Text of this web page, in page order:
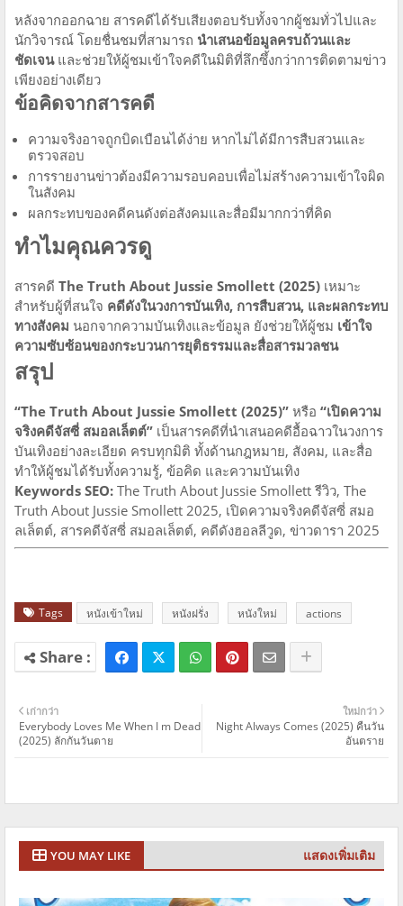
หลังจากออกฉาย สารคดีได้รับเสียงตอบรับทั้งจากผู้ชมทั่วไปและ
นักวิจารณ์ โดยชื่นชมที่สามารถ นำเสนอข้อมูลครบถ้วนและ
ชัดเจนและช่วยให้ผู้ชมเข้าใจคดีในมิติที่ลึกซึ้งกว่าการติดตามข่าว
เพียงอย่างเดียว
ข้อคิดจากสารคดี
ความจริงอาจถูกบิดเบือนได้ง่าย หากไม่ได้มีการสืบสวนและ
ตรวจสอบ
การรายงานข่าวต้องมีความรอบคอบเพื่อไม่สร้างความเข้าใจผิด
ในสังคม
ผลกระทบของคดีคนดังต่อสังคมและสื่อมีมากกว่าที่คิด
ทำไมคุณควรดู
สารคดี The Truth About Jussie Smollett (2025) เหมาะ
สำหรับผู้ที่สนใจ คดีดังในวงการบันเทิง, การสืบสวน, และผลกระทบ
ทางสังคม นอกจากความบันเทิงและข้อมูล ยังช่วยให้ผู้ชม เข้าใจ
ความซับซ้อนของกระบวนการยุติธรรมและสื่อสารมวลชน
สรุป
“The Truth About Jussie Smollett (2025)” หรือ “เปิดความ
จริงคดีจัสซี่ สมอลเล็ตต์” เป็นสารคดีที่นำเสนอคดีอื้อฉาวในวงการ
บันเทิงอย่างละเอียด ครบทุกมิติ ทั้งด้านกฎหมาย, สังคม, และสื่อ
ทำให้ผู้ชมได้รับทั้งความรู้, ข้อคิด และความบันเทิง
Keywords SEO: The Truth About Jussie Smollett รีวิว, The
Truth About Jussie Smollett 2025, เปิดความจริงคดีจัสซี่ สมอ
ลเล็ตต์, สารคดีจัสซี่ สมอลเล็ตต์, คดีดังฮอลลีวูด, ข่าวดารา 2025
Tags หนังเข้าใหม่ หนังฝรั่ง หนังใหม่ actions
ใหม่กว่า
Night Always Comes (2025) คืนวัน
อันตราย
เก่ากว่า
Everybody Loves Me When I m Dead
(2025) ลักกันวันตาย
YOU MAY LIKE แสดงเพิ่มเติม